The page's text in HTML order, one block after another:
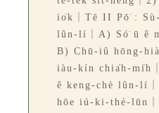
io̍k｜Tē II Pō͘ :
lûn-lí｜A) Só͘ ū ê
B) Chū-iû hōng-
iàu-kín chia̍h-mi̍h
ê keng-chè lûn-lí
hōe iú-ki-thé-lūn